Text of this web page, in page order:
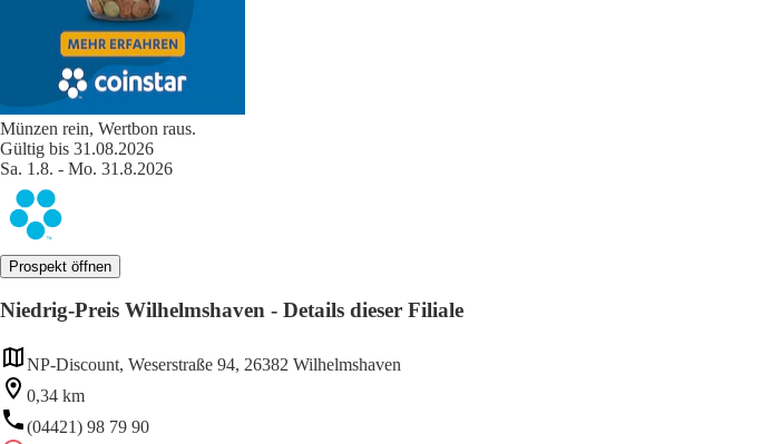
Münzen rein, Wertbon raus.
Gültig bis 31.08.2026
Sa. 1.8. - Mo. 31.8.2026
Prospekt öffnen
Niedrig-Preis Wilhelmshaven - Details dieser Filiale
NP-Discount, Weserstraße 94, 26382 Wilhelmshaven
0,34 km
(04421) 98 79 90